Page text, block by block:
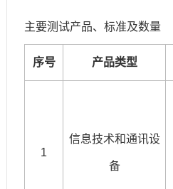
主要测试产品、标准及数量
序号 产品类型
1
信息技术和通讯设
备